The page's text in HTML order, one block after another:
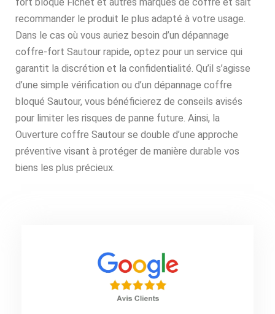
recommander le produit le plus adapté à votre usage.
Dans le cas où vous auriez besoin d’un dépannage
coffre-fort Sautour rapide, optez pour un service qui
garantit la discrétion et la confidentialité. Qu’il s’agisse
d’une simple vérification ou d’un dépannage coffre
bloqué Sautour, vous bénéficierez de conseils avisés
pour limiter les risques de panne future. Ainsi, la
Ouverture coffre Sautour se double d’une approche
préventive visant à protéger de manière durable vos
biens les plus précieux.